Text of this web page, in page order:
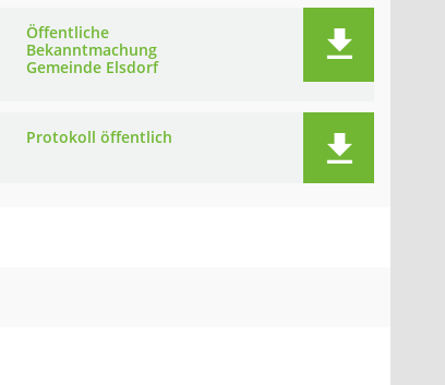
Öffentliche
Bekanntmachung
Gemeinde Elsdorf
Protokoll öffentlich